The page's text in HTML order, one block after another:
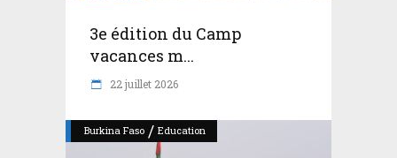
3e édition du Camp
vacances m...
22 juillet 2026
Burkina Faso / Education